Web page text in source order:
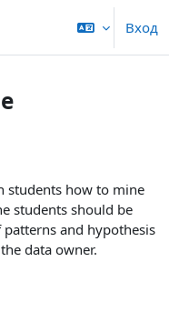
Вход
students how to mine
students should be
and hypothesis
data owner.